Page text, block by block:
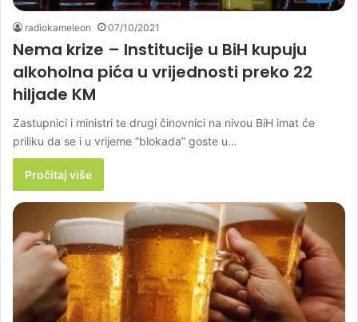
radiokameleon 07/10/2021
Nema krize – Institucije u BiH kupuju
alkoholna pića u vrijednosti preko 22
hiljade KM
Zastupnici i ministri te drugi činovnici na nivou BiH imat će
priliku da se i u vrijeme “blokada” goste u…
Pročitaj više